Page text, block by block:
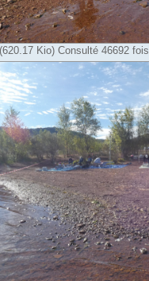
Kio) Consulté 46692 fois